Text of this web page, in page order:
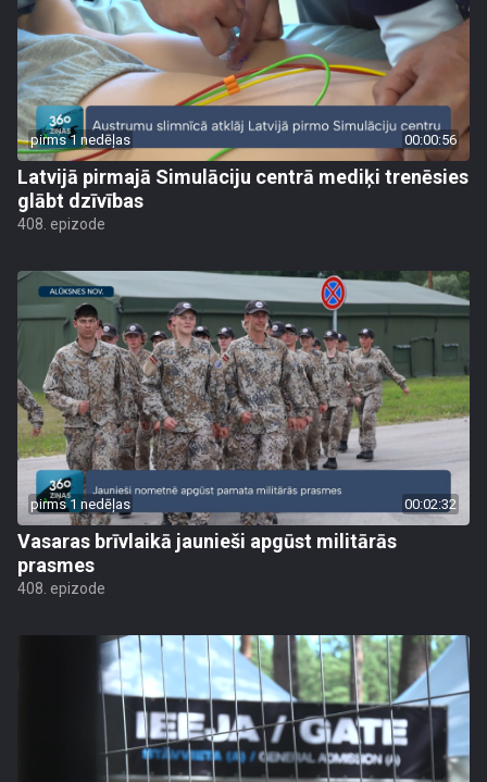
pirms 1 nedēļas 00:00:56
Latvijā pirmajā Simulāciju centrā mediķi trenēsies
glābt dzīvības
408. epizode
pirms 1 nedēļas 00:02:32
Vasaras brīvlaikā jaunieši apgūst militārās
prasmes
408. epizode